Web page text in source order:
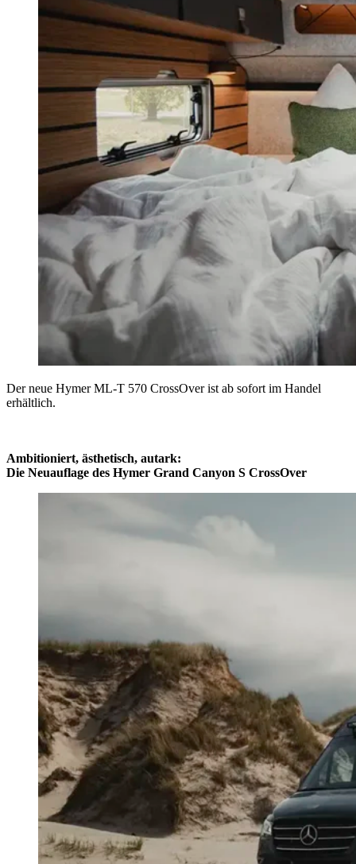
Der neue Hymer ML-T 570 CrossOver ist ab sofort im Handel
erhältlich.
Ambitioniert, ästhetisch, autark:
Die Neuauflage des Hymer Grand Canyon S CrossOver